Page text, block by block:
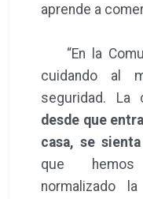
aprende a
“En la
cuidando al
seguridad.
desde que
casa, se
que hemos
normalizado